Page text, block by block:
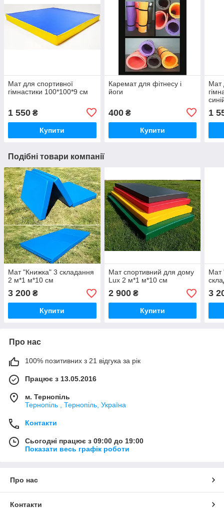
Мат для спортивної
гімнастики 100*100*9 см
1 550 ₴
Купити
Каремат для фітнесу і
йоги
400₴
Купити
Мат
1
Подібні товари компанії
Мат "Книжка" 3 складання
2 м*1 м*10 см
3 200 ₴
Купити
Мат спортивний для дому
Lux 2 м*1 м*10 см
2 900₴
Купити
Мат
3
Про нас
100% позитивних з 21 відгука за рік
Працює з 13.05.2016
м. Тернопіль
Тернопіль , Тернопіль, Україна
Контакти
Сьогодні працює з 09:00 до 19:00
Показати весь графік роботи
Про нас
Контакти